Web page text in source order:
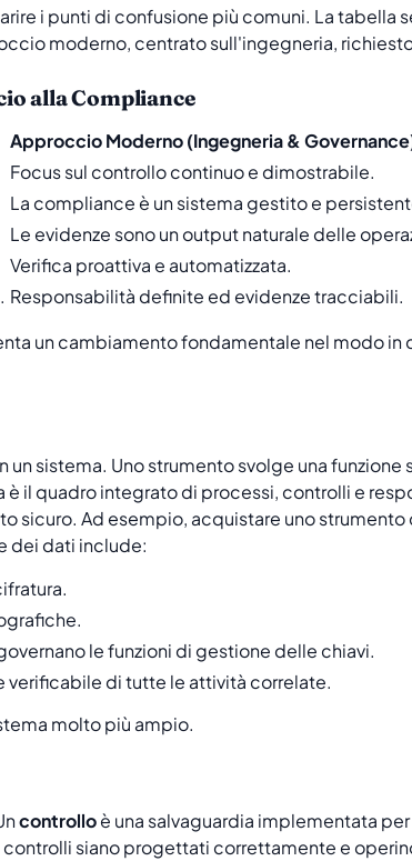
i punti di confusione più comuni. La tabella
moderno, centrato sull'ingegneria,
alla Compliance
Approccio Moderno (Ingegneria &
Focus sul controllo continuo e dimostrabile.
La compliance è un sistema gestito e
Le evidenze sono un output naturale delle
Verifica proattiva e automatizzata.
Responsabilità definite ed evidenze tracciabili.
un cambiamento fondamentale nel modo in
sistema. Uno strumento svolge una
il quadro integrato di processi, controlli e
sicuro. Ad esempio, acquistare uno strumento
dei dati include:
le funzioni di gestione delle chiavi.
verificabile di tutte le attività correlate.
molto più ampio.
controlloè una salvaguardia implementata
siano progettati correttamente e